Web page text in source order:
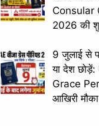
Consular
2026 की
9 जुलाई से
या देश
Grace
आखिरी मौका